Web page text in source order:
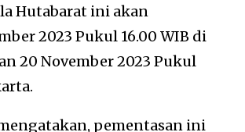
Hutabarat ini akan
2023 Pukul 16.00 WIB di
20 November 2023 Pukul
pementasan ini